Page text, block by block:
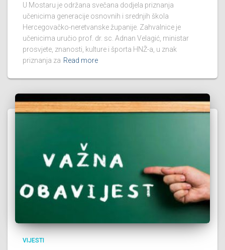
U Mostaru je održana svečana dodjela priznanja
učenicima generacije osnovnih i srednjih škola
Hercegovačko-neretvanske županije. Zahvalnice je
učenicima uručio prof. dr. sc. Adnan Velagić, ministar
prosvjete, znanosti, kulture i športa HNŽ-a, u znak
priznanja za Read more
VIJESTI